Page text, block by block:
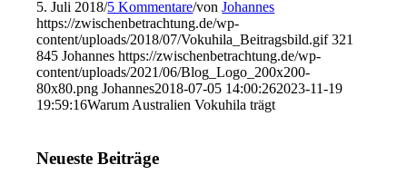
5. Juli 2018/5 Kommentare/vonJohannes
https://zwischenbetrachtung.de/wp-
content/uploads/2018/07/Vokuhila_Beitragsbild.gif 321
845 Johannes https://zwischenbetrachtung.de/wp-
content/uploads/2021/06/Blog_Logo_200x200-
80x80.png Johannes2018-07-05 14:00:262023-11-19
19:59:16Warum Australien Vokuhila trägt
Neueste Beiträge